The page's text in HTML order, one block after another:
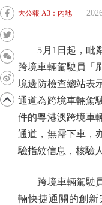
大公報 A3：內地
5月1日起，毗鄰
跨境車輛駕駛員「
境邊防檢查總站表
通道為跨境車輛駕
件的粵港澳跨境車
通道，無需下車，
驗指紋信息，核驗
跨境車輛駕駛員
輛快捷通關的創新